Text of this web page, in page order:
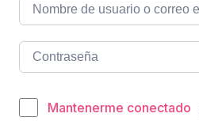
Mantenerme conectado